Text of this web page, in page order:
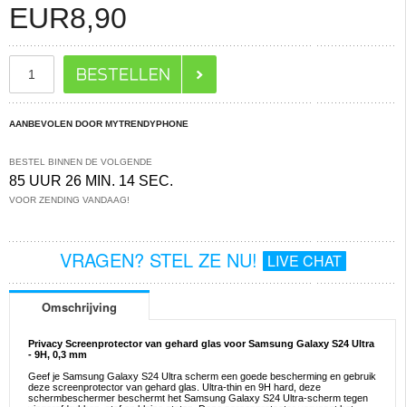
EUR8,90
AANBEVOLEN DOOR MYTRENDYPHONE
BESTEL BINNEN DE VOLGENDE
85 UUR 26 MIN. 13 SEC.
VOOR ZENDING VANDAAG!
VRAGEN? STEL ZE NU! LIVE CHAT
Omschrijving
Privacy Screenprotector van gehard glas voor Samsung Galaxy S24 Ultra
- 9H, 0,3 mm
Geef je Samsung Galaxy S24 Ultra scherm een goede bescherming en gebruik
deze screenprotector van gehard glas. Ultra-thin en 9H hard, deze
schermbeschermer beschermt het Samsung Galaxy S24 Ultra-scherm tegen